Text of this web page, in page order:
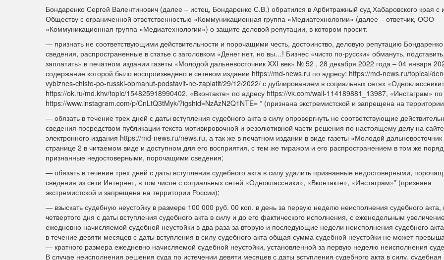
Бондаренко Сергей Валентинович (далее – истец, Бондаренко С.В.) обратился в Арбитражный суд Хабаровского края с
Обществу с ограниченной ответственностью «Коммуникационная группа «Медиатехнологии» (далее – ответчик, ООО
«Коммуникационная группа «Медиатехнологии») о защите деловой репутации, в котором просит:
— признать не соответствующими действительности и порочащими честь, достоинство, деловую репутацию
сведения, распространенные в статье с заголовком «Денег нет, но вы…! Бизнес «чисто по-русски» обмануть,
заплатить» в печатном издании газеты «Молодой дальневосточник XXI век» № 52 , 28 декабря 2022 года – 04 января
содержание которой было воспроизведено в сетевом издании https://md-news.ru по адресу: https://md-news.ru/topical/
vybiznes-chisto-po-russki-obmanut-podstavit-ne-zaplatit/29/12/2022/ с дублированием в социальных сетях
https://ok.ru/md.khv/topic/154825918990402, «Вконтакте» по адресу https://vk.com/wall-114189881_13987, «Инстаграм»
https://www.instagram.com/p/CnLtQ3tMyk/?igshid=NzAzN2Q1NTE= * (признана экстремистской и запрещена на
— обязать в течение трех дней с даты вступления судебного акта в силу опровергнуть не соответствующие
сведения посредством публикации текста мотивировочной и резолютивной части решения по настоящему делу на сайте
электронного издания https://md-news.ru/news.ru, а так же в печатном издании в виде газеты «Молодой дальневосточник
странице 2 в читаемом виде и доступном для его восприятия, с тем же тиражом и его распространением в том же
признанные недостоверными, порочащими сведения;
— обязать в течение трех дней с даты вступления судебного акта в силу удалить признанные недостоверными,
сведения из сети Интернет, в том числе с социальных сетей «Одноклассники», «Вконтакте», «Инстаграм»* (признана
экстремистской и запрещена на территории России);
— взыскать судебную неустойку в размере 100 000 руб. 00 коп. в день за первую неделю неисполнения судебного акта,
четвертого дня с даты вступления судебного акта в силу и до его фактического исполнения, с еженедельным
ежедневно начисляемой судебной неустойки в два раза за вторую и последующие недели неисполнения судебного
в течение девяти месяцев с даты вступления в силу судебного акта общая сумма судебной неустойки не может
— кратного размера ежедневно начисляемой судебной неустойки, установленной за первую неделю неисполнения
В случае неисполнения решения суда по истечении девяти месяцев с даты вступления судебного акта в силу, судебная